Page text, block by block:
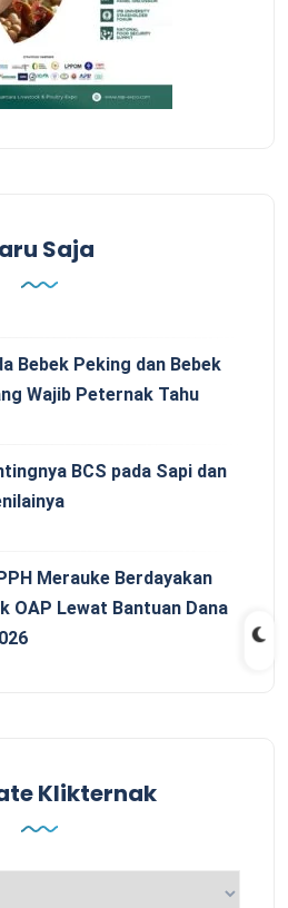
Saja
Bebek Peking dan Bebek
Wajib Peternak Tahu
BCS pada Sapi dan
Merauke Berdayakan
OAP Lewat Bantuan Dana
Klikternak